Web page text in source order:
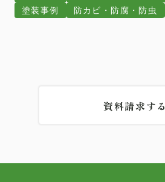
塗装事例
防カビ・防腐・防虫
資料請求する